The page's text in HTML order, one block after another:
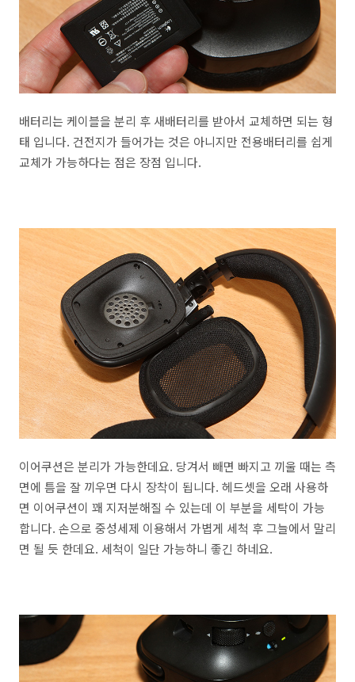
배터리는 케이블을 분리 후 새배터리를 받아서 교체하면 되는 형
태 입니다. 건전지가 들어가는 것은 아니지만 전용배터리를 쉽게
교체가 가능하다는 점은 장점 입니다.
이어쿠션은 분리가 가능한데요. 당겨서 빼면 빠지고 끼울 때는 측
면에 틈을 잘 끼우면 다시 장착이 됩니다. 헤드셋을 오래 사용하
면 이어쿠션이 꽤 지저분해질 수 있는데 이 부분을 세탁이 가능
합니다. 손으로 중성세제 이용해서 가볍게 세척 후 그늘에서 말리
면 될 듯 한데요. 세척이 일단 가능하니 좋긴 하네요.